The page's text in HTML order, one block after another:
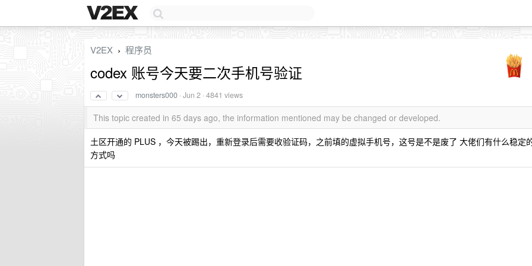
V2EX › 程序员
codex 账号今天要二次手机号验证
monsters000 ·Jun 2 · 4841 views
This topic created in 65 days ago, the information mentioned may be changed or developed.
土区开通的 PLUS ，今天被踢出，重新登录后需要收验证码，之前填的虚拟手机号，这号是不是废了 大佬们有什么稳定
方式吗